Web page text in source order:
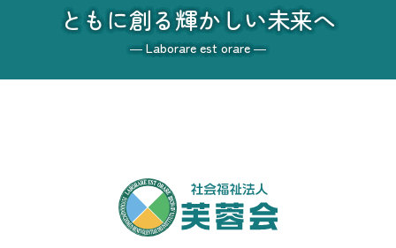
ともに創る輝かしい未来へ
― Laborare est orare ―